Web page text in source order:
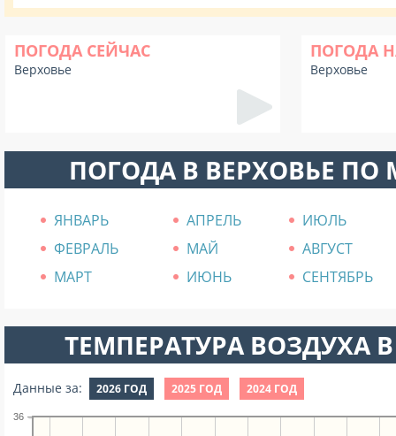
ПОГОДА СЕЙЧАС
Верховье
ПОГОДА
Верховье
ПОГОДА В ВЕРХОВЬЕ ПО
ЯНВАРЬ АПРЕЛЬ
ИЮЛЬ
ФЕВРАЛЬ
МАЙ
АВГУСТ
МАРТ
ИЮНЬ СЕНТЯБРЬ
ТЕМПЕРАТУРА ВОЗДУХА
Данные за: 2026 ГОД 2025 ГОД 2024 ГОД
36